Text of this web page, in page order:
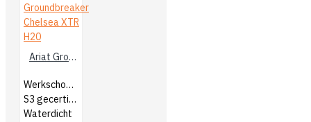
Ariat Groundbreaker Chelsea XTR H20
Werkschoenen
S3 gecertificeerd
Waterdicht